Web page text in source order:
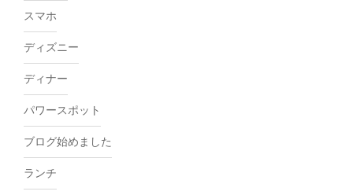
スマホ
ディズニー
ディナー
パワースポット
ブログ始めました
ランチ